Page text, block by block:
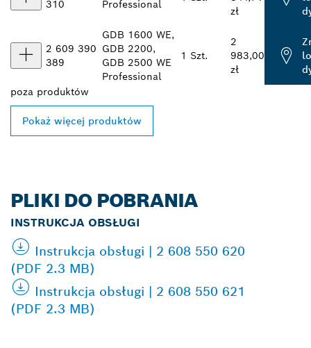
310
Professional
zł
2 609 390
389
GDB 1600 WE,
GDB 2200,
GDB 2500 WE
Professional
1 Szt.
2
983,00
zł
poza produktów
Pokaż więcej produktów
PLIKI DO POBRANIA
INSTRUKCJA OBSŁUGI
Instrukcja obsługi | 2 608 550 620
(PDF 2.3 MB)
Instrukcja obsługi | 2 608 550 621
(PDF 2.3 MB)